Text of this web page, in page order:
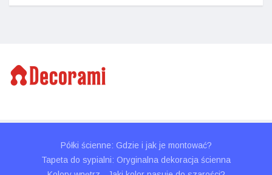
Półki ścienne: Gdzie i jak je montować?
Tapeta do sypialni: Oryginalna dekoracja ścienna